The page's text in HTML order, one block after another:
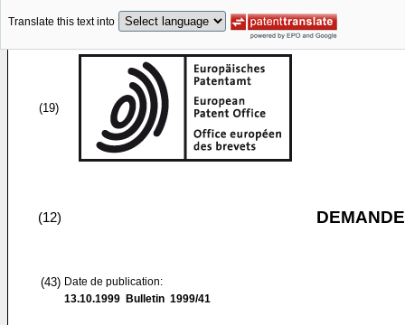
Translate this text into
(19)
(12)
(43) Date de publication:
13.10.1999 Bulletin 1999/41